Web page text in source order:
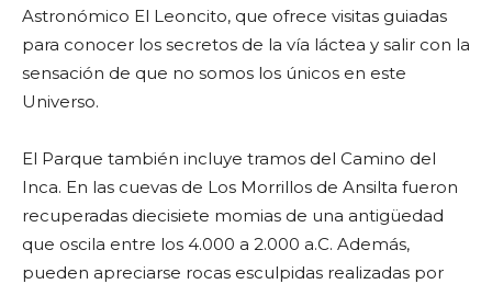
Astronómico El Leoncito, que ofrece visitas guiadas
para conocer los secretos de la vía láctea y salir con la
sensación de que no somos los únicos en este
Universo.
El Parque también incluye tramos del Camino del
Inca. En las cuevas de Los Morrillos de Ansilta fueron
recuperadas diecisiete momias de una antigüedad
que oscila entre los 4.000 a 2.000 a.C. Además,
pueden apreciarse rocas esculpidas realizadas por